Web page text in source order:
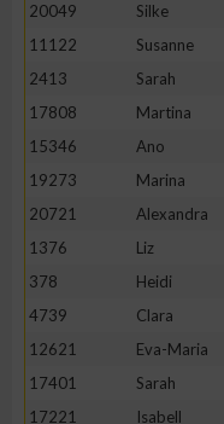
20049
Silke
11122
Susanne
2413
Sarah
17808
Martina
15346
Ano
19273
Marina
20721
Alexandra
1376
Liz
378
Heidi
4739
Clara
12621
Eva-Maria
17401
Sarah
17221
Isabell